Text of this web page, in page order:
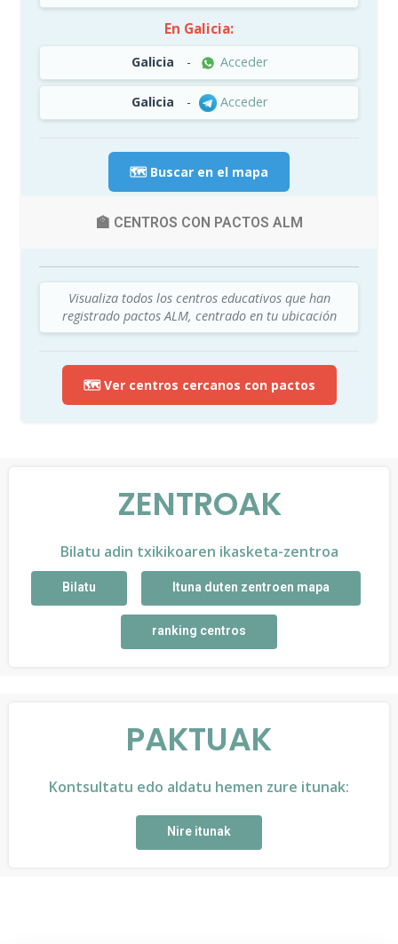
En Galicia:
Galicia - Acceder
Galicia - Acceder
🗺️ Buscar en el mapa
🏫 CENTROS CON PACTOS ALM
Visualiza todos los centros educativos que han
registrado pactos ALM, centrado en tu ubicación
🗺️ Ver centros cercanos con pactos
ZENTROAK
Bilatu adin txikikoaren ikasketa-zentroa
Bilatu Ituna duten zentroen mapa
ranking centros
PAKTUAK
Kontsultatu edo aldatu hemen zure itunak:
Nire itunak